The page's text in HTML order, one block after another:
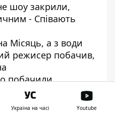
шоу закрили,
- Співають
Місяць, а з води
режисер побачив,
побачили
– це справа
добром за
Україна на часі Youtube